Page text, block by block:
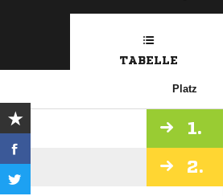
TABELLE
Platz
1.
2.